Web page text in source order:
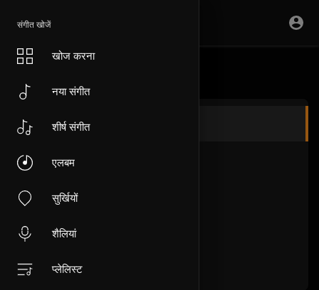
संगीत खोजें
खोज करना
नया संगीत
शीर्ष संगीत
एलबम
सुर्खियों
शैलियां
प्लेलिस्ट
हमारे बारे में
शर्तें
गोपनीयता नीति
डीएमसीए
पूछे जाने वाले प्रश्न